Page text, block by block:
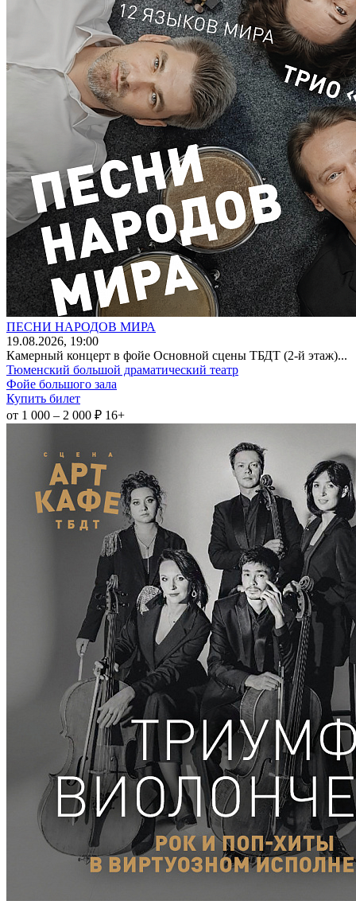
ПЕСНИ НАРОДОВ МИРА
19.08.2026, 19:00
Камерный концерт в фойе Основной сцены ТБДТ (2-й этаж)...
Тюменский большой драматический театр
Фойе большого зала
Купить билет
от 1 000 – 2 000 ₽ 16+